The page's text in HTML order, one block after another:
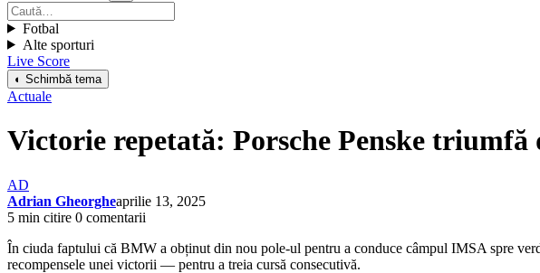
Fotbal
Alte sporturi
Live Score
◐ Schimbă tema
Actuale
Victorie repetată: Porsche Penske triumfă
AD
Adrian Gheorgheaprilie 13, 2025
5 min citire 0 comentarii
În ciuda faptului că BMW a obținut din nou pole-ul pentru a conduce câmpul IMSA spre
recompensele unei victorii — pentru a treia cursă consecutivă.